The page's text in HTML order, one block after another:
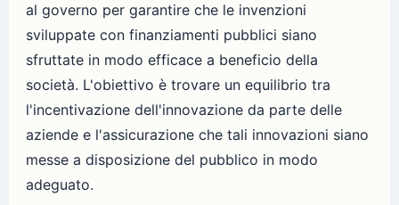
al governo per garantire che le invenzioni
sviluppate con finanziamenti pubblici siano
sfruttate in modo efficace a beneficio della
società. L'obiettivo è trovare un equilibrio tra
l'incentivazione dell'innovazione da parte delle
aziende e l'assicurazione che tali innovazioni siano
messe a disposizione del pubblico in modo
adeguato.